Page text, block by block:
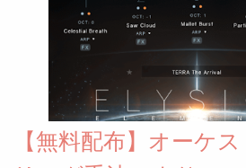
【無料配布】オーケ